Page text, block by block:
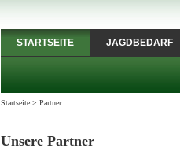
STARTSEITE JAGDBEDARF
Startseite > Partner
Unsere Partner